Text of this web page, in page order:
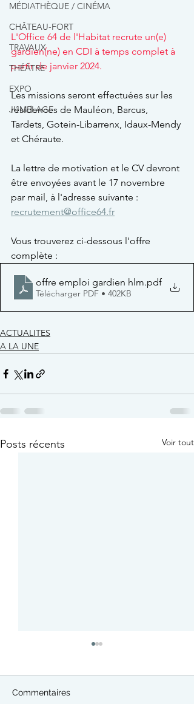
MÉDIATHÈQUE / CINÉMA
CHÂTEAU-FORT
TRAVAUX
THÉÂTRE
EXPO
JUMELAGE
L'Office 64 de l'Habitat recrute un(e)
gardien(ne) en CDI à temps complet à
partir de janvier 2024.
Les missions seront effectuées sur les
résidences de Mauléon, Barcus,
Tardets, Gotein-Libarrenx, Idaux-Mendy
et Chéraute.
La lettre de motivation et le CV devront
être envoyées avant le 17 novembre
par mail, à l'adresse suivante :
recrutement@office64.fr
Vous trouverez ci-dessous l'offre
complète :
offre emploi gardien hlm.pdf
Télécharger PDF • 402KB
ACTUALITES
A LA UNE
Posts récents Voir tout
Commentaires